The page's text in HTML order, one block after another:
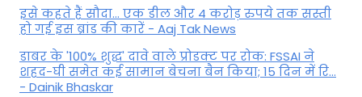
इसे कहते हैं सौदा... एक डील और 4 करोड़ रुपये तक सस्ती
हो गई इस ब्रांड की कारें - Aaj Tak News
डाबर के '100% शुद्ध' दावे वाले प्रोडक्ट पर रोक: FSSAI ने
शहद-घी समेत कई सामान बेचना बैन किया; 15 दिन में रि...
- Dainik Bhaskar